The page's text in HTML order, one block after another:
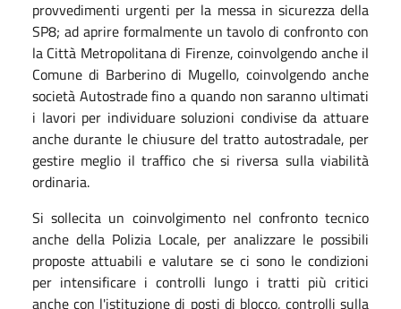
provvedimenti urgenti per la messa in sicurezza della
SP8; ad aprire formalmente un tavolo di confronto con
la Città Metropolitana di Firenze, coinvolgendo anche il
Comune di Barberino di Mugello, coinvolgendo anche
società Autostrade fino a quando non saranno ultimati
i lavori per individuare soluzioni condivise da attuare
anche durante le chiusure del tratto autostradale, per
gestire meglio il traffico che si riversa sulla viabilità
ordinaria.
Si sollecita un coinvolgimento nel confronto tecnico
anche della Polizia Locale, per analizzare le possibili
proposte attuabili e valutare se ci sono le condizioni
per intensificare i controlli lungo i tratti più critici
anche con l'istituzione di posti di blocco, controlli sulla